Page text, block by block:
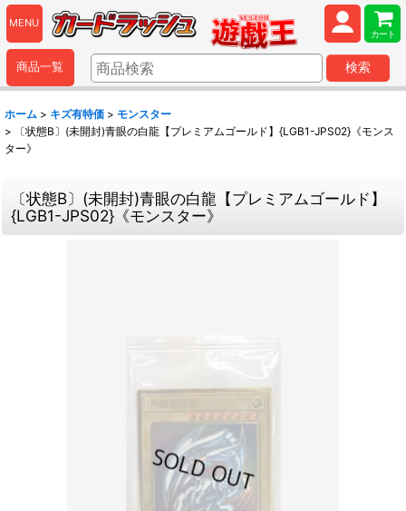
MENU
カート
商品一覧 検索
ホーム > キズ有特価 > モンスター
>
〔状態B〕(未開封)青眼の白龍【プレミアムゴールド】{LGB1-JPS02}《モンス
ター》
〔状態B〕(未開封)青眼の白龍【プレミアムゴールド】
{LGB1-JPS02}《モンスター》